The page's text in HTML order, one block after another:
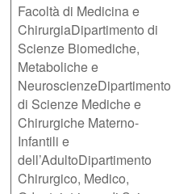
Facoltà di Medicina e
ChirurgiaDipartimento di
Scienze Biomediche,
Metaboliche e
NeuroscienzeDipartimento
di Scienze Mediche e
Chirurgiche Materno-
Infantili e
dell’AdultoDipartimento
Chirurgico, Medico,